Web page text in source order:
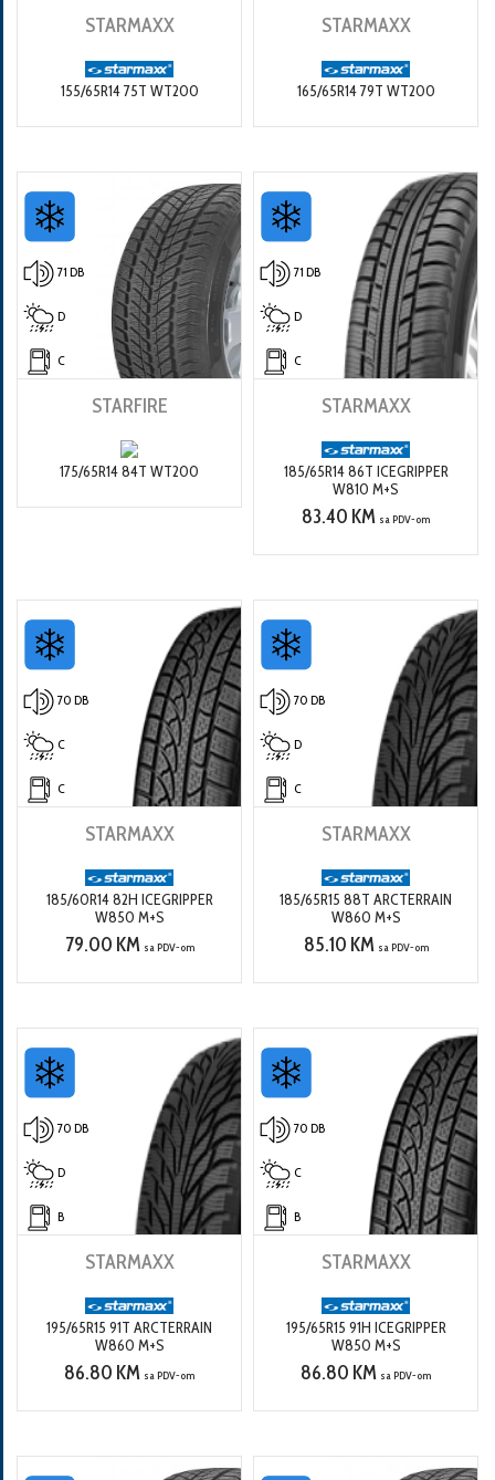
STARMAXX
155/65R14 75T WT200
STARMAXX
165/65R14 79T WT200
71 DB
D
C
STARFIRE
175/65R14 84T WT200
71 DB
D
C
STARMAXX
185/65R14 86T ICEGRIPPER
W810 M+S
83.40 KM sa PDV-om
70 DB
C
C
STARMAXX
185/60R14 82H ICEGRIPPER
W850 M+S
79.00 KM sa PDV-om
70 DB
D
C
STARMAXX
185/65R15 88T ARCTERRAIN
W860 M+S
85.10 KM sa PDV-om
70 DB
D
B
STARMAXX
195/65R15 91T ARCTERRAIN
W860 M+S
86.80 KM sa PDV-om
70 DB
C
B
STARMAXX
195/65R15 91H ICEGRIPPER
W850 M+S
86.80 KM sa PDV-om